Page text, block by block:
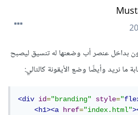
بداخل عنصر أب وضعنها له تنسيق ليصبح
<div id="branding" style="
<h1><a
href="index.html"